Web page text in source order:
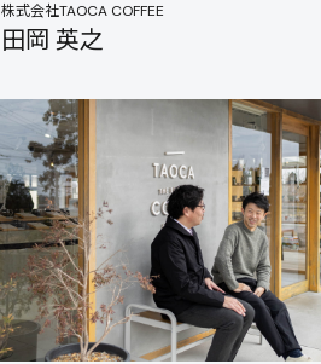
株式会社TAOCA COFFEE
田岡 英之